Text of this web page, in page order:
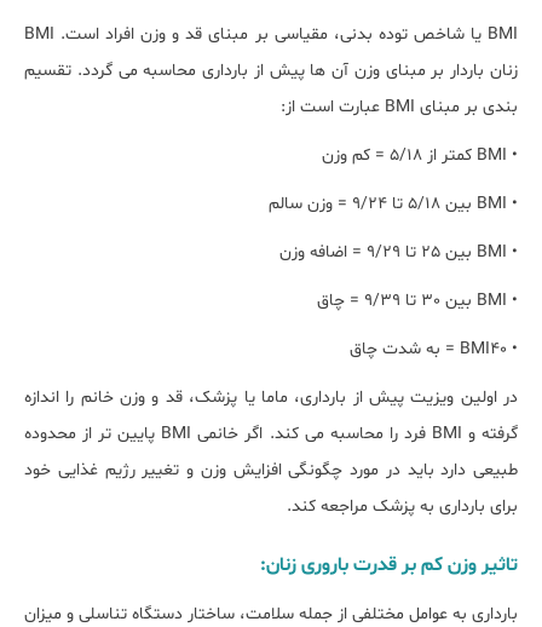
BMI یا شاخص توده بدنی، مقیاسی بر مبنای قد و وزن افراد است. BMI
زنان باردار بر مبنای وزن آن ها پیش از بارداری محاسبه می گردد. تقسیم
بندی بر مبنای BMI عبارت است از:
• BMI کمتر از 5/18 = کم وزن
• BMI بین 5/18 تا 9/24 = وزن سالم
• BMI بین 25 تا 9/29 = اضافه وزن
• BMI بین 30 تا 9/39 = چاق
• BMI40 = به شدت چاق
در اولین ویزیت پیش از بارداری، ماما یا پزشک، قد و وزن خانم را اندازه
گرفته و BMI فرد را محاسبه می کند. اگر خانمی BMI پایین تر از محدوده
طبیعی دارد باید در مورد چگونگی افزایش وزن و تغییر رژیم غذایی خود
برای بارداری به پزشک مراجعه کند.
تاثیر وزن کم بر قدرت باروری زنان:
بارداری به عوامل مختلفی از جمله سلامت، ساختار دستگاه تناسلی و میزان